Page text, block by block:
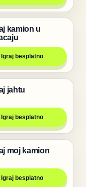
kamion u
Igraj besplatno
jahtu
Igraj besplatno
moj kamion
Igraj besplatno